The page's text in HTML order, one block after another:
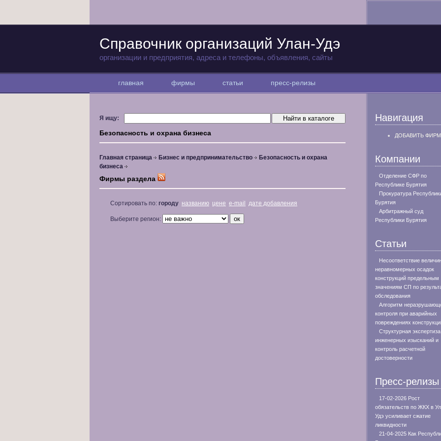
Справочник организаций Улан-Удэ
организации и предприятия, адреса и телефоны, объявления, сайты
главная фирмы статьи пресс-релизы
Я ищу:
Безопасность и охрана бизнеса
Главная страница Бизнес и предпринимательство
Безопасность и охрана
бизнеса
Фирмы раздела
Сортировать по: городу названию цене e-mail дате добавления
Выберите регион:
Навигация
ДОБАВИТЬ
Компании
Отделение СФР по
Республике Бурятия
Прокуратура
Бурятия
Арбитражный суд
Республики Бурятия
Статьи
Несоответствие
неравномерных осадок
конструкций предельным
значениям СП по
обследования
Алгоритм
контроля при аварийных
повреждениях
Структурная экспертиза
инженерных изысканий и
контроль расчетной
достоверности
Пресс-релизы
17-02-2026 Рост
обязательств по ЖКХ в
Удэ усиливает сжатие
ликвидности
21-04-2025 Как